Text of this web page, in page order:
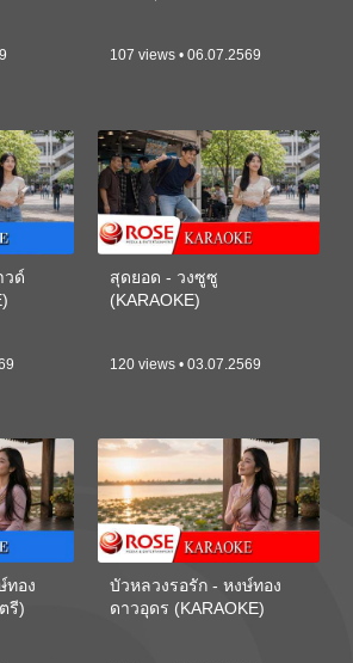
107 views • 06.07.2569
วด์
สุดยอด - วงซูซู
(KARAOKE)
120 views • 03.07.2569
ทอง
รี)
บัวหลวงรอรัก - หงษ์ทอง
ดาวอุดร (KARAOKE)